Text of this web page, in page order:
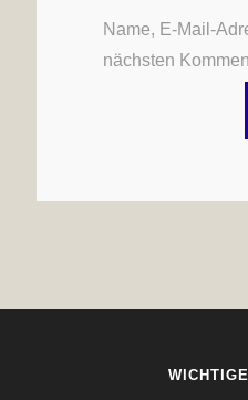
Name, E-Mail-
nächsten